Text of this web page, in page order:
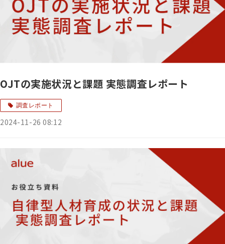
OJTの実施状況と課題 実態調査レポート
調査レポート
2024-11-26 08:12